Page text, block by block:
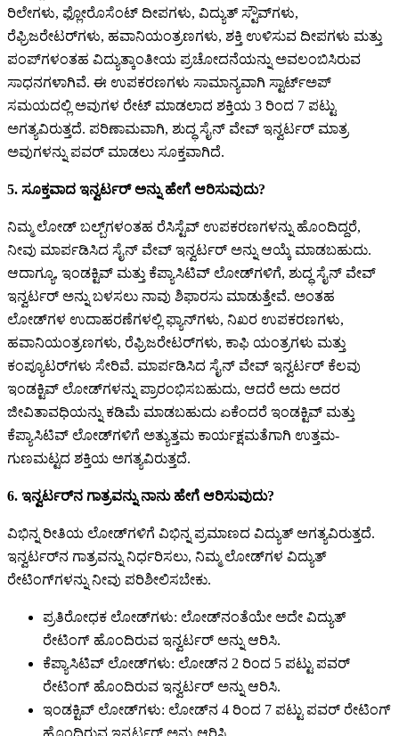
ರಿಲೇಗಳು, ಫ್ಲೋರೊಸೆಂಟ್ ದೀಪಗಳು, ವಿದ್ಯುತ್ ಸ್ಟೌವ್‌ಗಳು,
ರೆಫ್ರಿಜರೇಟರ್‌ಗಳು, ಹವಾನಿಯಂತ್ರಣಗಳು, ಶಕ್ತಿ ಉಳಿಸುವ ದೀಪಗಳು ಮತ್ತು
ಪಂಪ್‌ಗಳಂತಹ ವಿದ್ಯುತ್ಕಾಂತೀಯ ಪ್ರಚೋದನೆಯನ್ನು ಅವಲಂಬಿಸಿರುವ
ಸಾಧನಗಳಾಗಿವೆ. ಈ ಉಪಕರಣಗಳು ಸಾಮಾನ್ಯವಾಗಿ ಸ್ಟಾರ್ಟ್ಅಪ್
ಸಮಯದಲ್ಲಿ ಅವುಗಳ ರೇಟ್ ಮಾಡಲಾದ ಶಕ್ತಿಯ 3 ರಿಂದ 7 ಪಟ್ಟು
ಅಗತ್ಯವಿರುತ್ತದೆ. ಪರಿಣಾಮವಾಗಿ, ಶುದ್ಧ ಸೈನ್ ವೇವ್ ಇನ್ವರ್ಟರ್ ಮಾತ್ರ
ಅವುಗಳನ್ನು ಪವರ್ ಮಾಡಲು ಸೂಕ್ತವಾಗಿದೆ.
5. ಸೂಕ್ತವಾದ ಇನ್ವರ್ಟರ್ ಅನ್ನು ಹೇಗೆ ಆರಿಸುವುದು?
ನಿಮ್ಮ ಲೋಡ್ ಬಲ್ಬ್‌ಗಳಂತಹ ರೆಸಿಸ್ಟೆವ್ ಉಪಕರಣಗಳನ್ನು ಹೊಂದಿದ್ದರೆ,
ನೀವು ಮಾರ್ಪಡಿಸಿದ ಸೈನ್ ವೇವ್ ಇನ್ವರ್ಟರ್ ಅನ್ನು ಆಯ್ಕೆ ಮಾಡಬಹುದು.
ಆದಾಗ್ಯೂ, ಇಂಡಕ್ಟಿವ್ ಮತ್ತು ಕೆಪ್ಯಾಸಿಟಿವ್ ಲೋಡ್‌ಗಳಿಗೆ, ಶುದ್ಧ ಸೈನ್ ವೇವ್
ಇನ್ವರ್ಟರ್ ಅನ್ನು ಬಳಸಲು ನಾವು ಶಿಫಾರಸು ಮಾಡುತ್ತೇವೆ. ಅಂತಹ
ಲೋಡ್‌ಗಳ ಉದಾಹರಣೆಗಳಲ್ಲಿ ಫ್ಯಾನ್‌ಗಳು, ನಿಖರ ಉಪಕರಣಗಳು,
ಹವಾನಿಯಂತ್ರಣಗಳು, ರೆಫ್ರಿಜರೇಟರ್‌ಗಳು, ಕಾಫಿ ಯಂತ್ರಗಳು ಮತ್ತು
ಕಂಪ್ಯೂಟರ್‌ಗಳು ಸೇರಿವೆ. ಮಾರ್ಪಡಿಸಿದ ಸೈನ್ ವೇವ್ ಇನ್ವರ್ಟರ್ ಕೆಲವು
ಇಂಡಕ್ಟಿವ್ ಲೋಡ್‌ಗಳನ್ನು ಪ್ರಾರಂಭಿಸಬಹುದು, ಆದರೆ ಅದು ಅದರ
ಜೀವಿತಾವಧಿಯನ್ನು ಕಡಿಮೆ ಮಾಡಬಹುದು ಏಕೆಂದರೆ ಇಂಡಕ್ಟಿವ್ ಮತ್ತು
ಕೆಪ್ಯಾಸಿಟಿವ್ ಲೋಡ್‌ಗಳಿಗೆ ಅತ್ಯುತ್ತಮ ಕಾರ್ಯಕ್ಷಮತೆಗಾಗಿ ಉತ್ತಮ-
ಗುಣಮಟ್ಟದ ಶಕ್ತಿಯ ಅಗತ್ಯವಿರುತ್ತದೆ.
6. ಇನ್ವರ್ಟರ್‌ನ ಗಾತ್ರವನ್ನು ನಾನು ಹೇಗೆ ಆರಿಸುವುದು?
ವಿಭಿನ್ನ ರೀತಿಯ ಲೋಡ್‌ಗಳಿಗೆ ವಿಭಿನ್ನ ಪ್ರಮಾಣದ ವಿದ್ಯುತ್ ಅಗತ್ಯವಿರುತ್ತದೆ.
ಇನ್ವರ್ಟರ್‌ನ ಗಾತ್ರವನ್ನು ನಿರ್ಧರಿಸಲು, ನಿಮ್ಮ ಲೋಡ್‌ಗಳ ವಿದ್ಯುತ್
ರೇಟಿಂಗ್‌ಗಳನ್ನು ನೀವು ಪರಿಶೀಲಿಸಬೇಕು.
ಪ್ರತಿರೋಧಕ ಲೋಡ್‌ಗಳು: ಲೋಡ್‌ನಂತೆಯೇ ಅದೇ ವಿದ್ಯುತ್
ರೇಟಿಂಗ್ ಹೊಂದಿರುವ ಇನ್ವರ್ಟರ್ ಅನ್ನು ಆರಿಸಿ.
ಕೆಪ್ಯಾಸಿಟಿವ್ ಲೋಡ್‌ಗಳು: ಲೋಡ್‌ನ 2 ರಿಂದ 5 ಪಟ್ಟು ಪವರ್
ರೇಟಿಂಗ್ ಹೊಂದಿರುವ ಇನ್ವರ್ಟರ್ ಅನ್ನು ಆರಿಸಿ.
ಇಂಡಕ್ಟಿವ್ ಲೋಡ್‌ಗಳು: ಲೋಡ್‌ನ 4 ರಿಂದ 7 ಪಟ್ಟು ಪವರ್ ರೇಟಿಂಗ್
ಹೊಂದಿರುವ ಇನ್ವರ್ಟರ್ ಅನ್ನು ಆರಿಸಿ.